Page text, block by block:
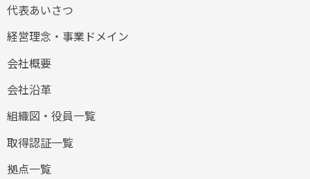
代表あいさつ
経営理念・事業ドメイン
会社概要
会社沿革
組織図・役員一覧
取得認証一覧
拠点一覧